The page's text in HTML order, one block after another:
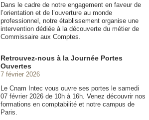
Dans le cadre de notre engagement en faveur de
l’orientation et de l’ouverture au monde
professionnel, notre établissement organise une
intervention dédiée à la découverte du métier de
Commissaire aux Comptes.
Retrouvez-nous à la Journée Portes
Ouvertes
7 février 2026
Le Cnam Intec vous ouvre ses portes le samedi
07 février 2026 de 10h à 16h. Venez découvrir nos
formations en comptabilité et notre campus de
Paris.